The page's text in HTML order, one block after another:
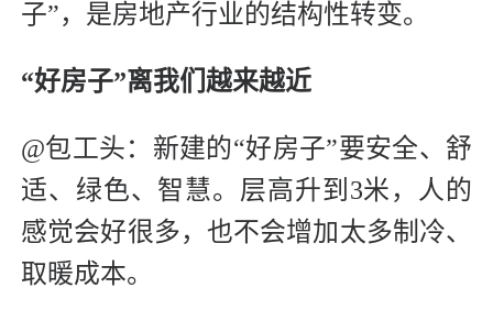
子”，是房地产行业的结构性转变。
“好房子”离我们越来越近
@包工头：新建的“好房子”要安全、舒
适、绿色、智慧。层高升到3米，人的
感觉会好很多，也不会增加太多制冷、
取暖成本。